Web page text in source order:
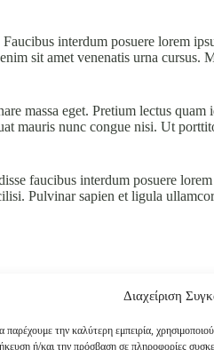
Διαχείριση
παρέχουμε την καλύτερη εμπειρία,
ή/και την πρόσβαση σε πληροφορίες
interdum posuere lorem
sit amet venenatis urna cursus.
massa eget. Pretium lectus
mauris nunc congue nisi. Ut
faucibus interdum posuere
Pulvinar sapien et ligula
Κυνηγετική